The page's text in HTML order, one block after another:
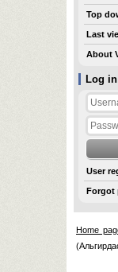
Log in
User
Forgot
Top
Last
About
Home